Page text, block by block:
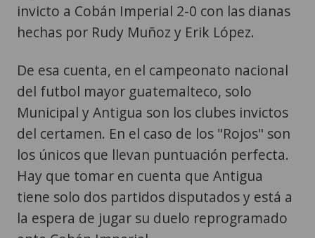
invicto a Cobán Imperial 2-0 con las dianas
hechas por Rudy Muñoz y Erik López.
De esa cuenta, en el campeonato nacional
del futbol mayor guatemalteco, solo
Municipal y Antigua son los clubes invictos
del certamen. En el caso de los "Rojos" son
los únicos que llevan puntuación perfecta.
Hay que tomar en cuenta que Antigua
tiene solo dos partidos disputados y está a
la espera de jugar su duelo reprogramado